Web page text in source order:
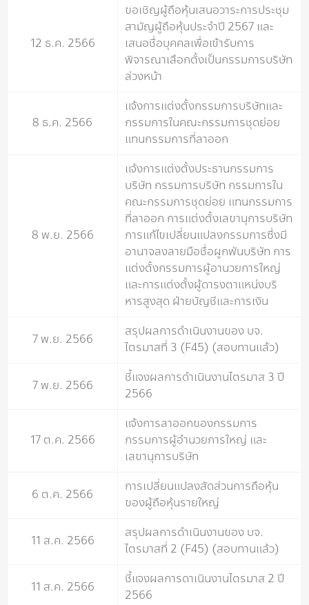
12 ธ.ค. 2566
ขอเชิญผู้ถือหุ้นเสนอวาระการประชุม
สามัญผู้ถือหุ้นประจำปี 2567 และ
เสนอชื่อบุคคลเพื่อเข้ารับการ
พิจารณาเลือกตั้งเป็นกรรมการบริษัท
ล่วงหน้า
8 ธ.ค. 2566
แจ้งการแต่งตั้งกรรมการบริษัทและ
กรรมการในคณะกรรมการชุดย่อย
แทนกรรมการที่ลาออก
8 พ.ย. 2566
แจ้งการแต่งตั้งประธานกรรมการ
บริษัท กรรมการบริษัท กรรมการใน
คณะกรรมการชุดย่อย แทนกรรมการ
ที่ลาออก การแต่งตั้งเลขานุการบริษัท
การแก้ไขเปลี่ยนแปลงกรรมการซึ่งมี
อานาจลงลายมือชื่อผูกพันบริษัท การ
แต่งตั้งกรรมการผู้อานวยการใหญ่
และการแต่งตั้งผู้ดารงตาแหน่งบริ
หารสูงสุด ฝ่ายบัญชีและการเงิน
7 พ.ย. 2566
สรุปผลการดำเนินงานของ บจ.
ไตรมาสที่ 3 (F45) (สอบทานแล้ว)
7 พ.ย. 2566
ชี้แจงผลการดำเนินงานไตรมาส 3 ปี
2566
17 ต.ค. 2566
แจ้งการลาออกของกรรมการ
กรรมการผู้อำนวยการใหญ่ และ
เลขานุการบริษัท
6 ต.ค. 2566
การเปลี่ยนแปลงสัดส่วนการถือหุ้น
ของผู้ถือหุ้นรายใหญ่
11 ส.ค. 2566
สรุปผลการดำเนินงานของ บจ.
ไตรมาสที่ 2 (F45) (สอบทานแล้ว)
11 ส.ค. 2566
ชี้แจงผลการดาเนินงานไตรมาส 2 ปี
2566